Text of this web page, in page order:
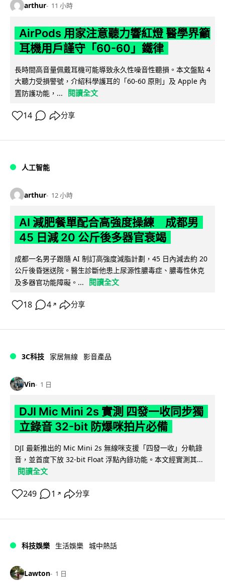
arthur 11 小時
AirPods 用家注意聽力響紅燈 醫學界籲
耳機用戶謹守「60-60」鐵律
長時間高音量佩戴耳機可能導致永久性噪音性聽損。本文盤點 4
大聽力受損警號，介紹科學護耳的「60-60 原則」及 Apple 內
置防護功能，...
閱讀全文
14 分享
人工智能
arthur 12 小時
AI 減肥餐單配合高強度操練 成都男
45 日減 20 公斤後多器官衰竭
成都一名男子跟隨 AI 制訂高強度減脂計劃，45 日內減去約 20
公斤後昏迷送院。醫生診斷他患上尿源性膿毒症、膿毒性休克
及多器官功能障礙。...
閱讀全文
18 4 ↗ 分享
3C科技 家居無線 影音產品
Vin 1 日
DJI Mic Mini 2s 實測 四發一收同步獨
立錄音 32-bit 防爆咪拍片必備
DJI 最新推出的 Mic Mini 2s 無線咪支援「四發一收」分軌錄
音，並首度下放 32-bit Float 浮點內錄功能。本文經實測其...
閱讀全文
249 1 ↗ 分享
科技娛樂 生活娛樂 城中熱話
Lawton 1 日